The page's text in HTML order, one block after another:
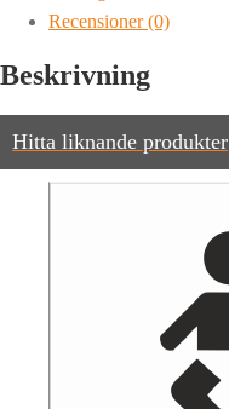
Recensioner (0)
Beskrivning
Hitta liknande produkter